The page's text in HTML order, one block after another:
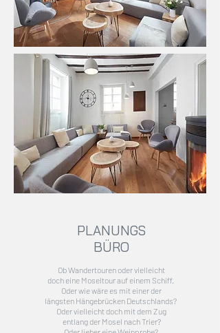
PLANUNGS
BÜRO
Ob Wandertouren oder vielleicht
doch eine Moseltour auf einem Schiff.
Oder wie wäre es mit einer der
längsten Hängebrücken Deutschlands?
Oder vielleicht doch mit dem Zug
entlang der Mosel nach Trier?